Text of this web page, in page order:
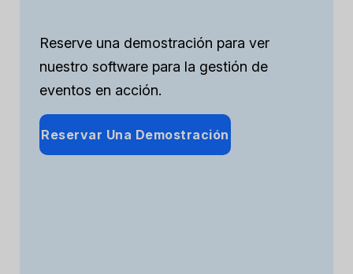
Reserve una demostración para ver
nuestro software para la gestión de
eventos en acción.
Reservar Una Demostración